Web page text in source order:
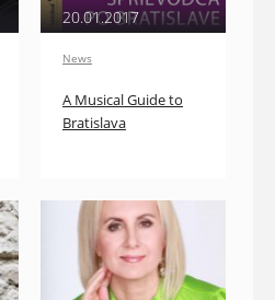
20.01.2017
News
A Musical Guide to
Bratislava